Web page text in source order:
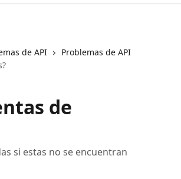
de API
Problemas de API
de
si estas no se encuentran